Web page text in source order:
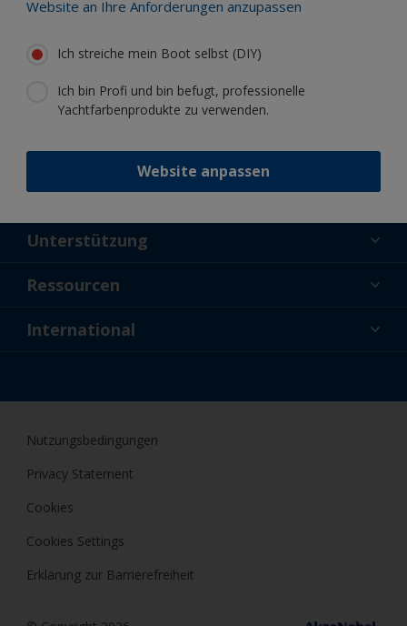
Website an Ihre Anforderungen anzupassen
Ich streiche mein Boot selbst (DIY)
Ich bin Profi und bin befugt, professionelle
Yachtfarbenprodukte zu verwenden.
Website anpassen
Folgen Sie International:
Unterstützung
Über uns
Ressourcen
Aktuelles
International
Nutzungsbedingungen
Privacy Statement
Cookies
Cookies Settings
Erklärung zur Barrierefreiheit